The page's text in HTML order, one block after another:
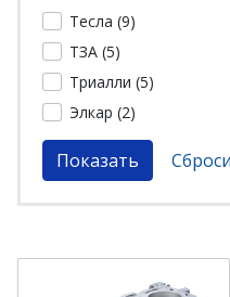
Тесла (9)
ТЗА (5)
Триалли (5)
Элкар (2)